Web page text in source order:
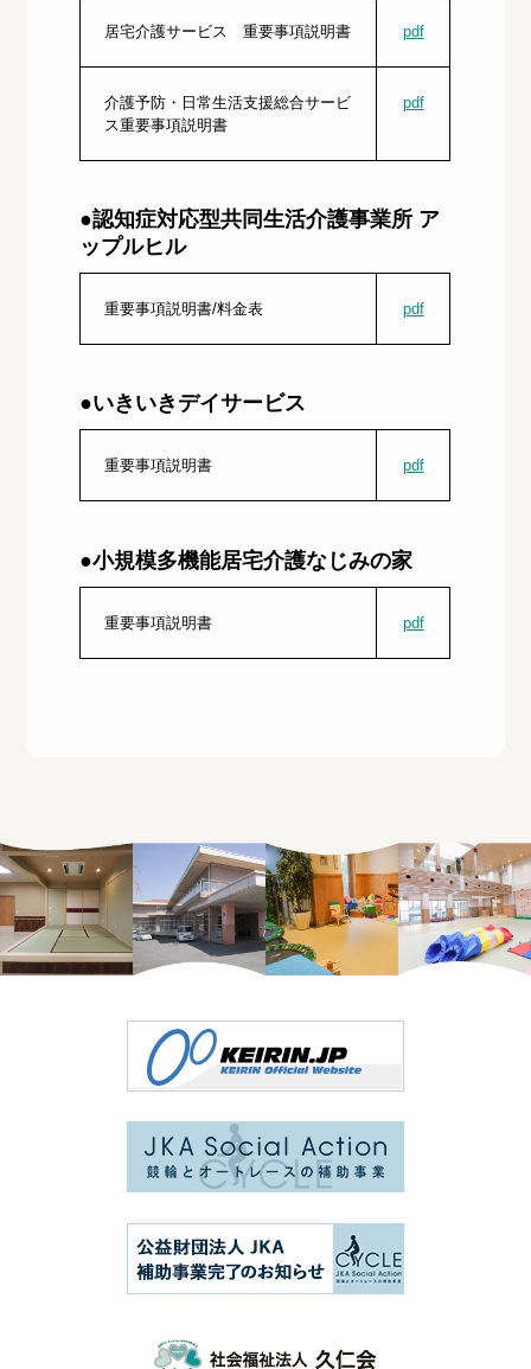
居宅介護サービス 重要事項説明書 pdf
介護予防・日常生活支援総合サービ
ス重要事項説明書
pdf
●認知症対応型共同生活介護事業所 ア
ップルヒル
重要事項説明書/料金表 pdf
●いきいきデイサービス
重要事項説明書 pdf
●小規模多機能居宅介護なじみの家
重要事項説明書 pdf